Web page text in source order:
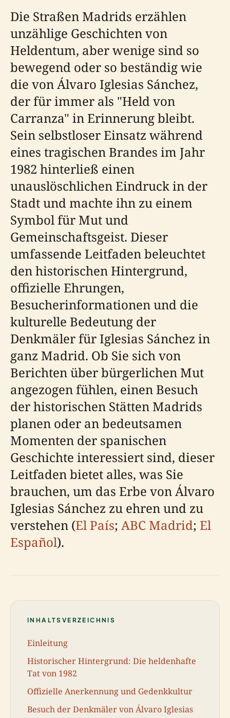
Die Straßen Madrids erzählen
unzählige Geschichten von
Heldentum, aber wenige sind so
bewegend oder so beständig wie
die von Álvaro Iglesias Sánchez,
der für immer als "Held von
Carranza" in Erinnerung bleibt.
Sein selbstloser Einsatz während
eines tragischen Brandes im Jahr
1982 hinterließ einen
unauslöschlichen Eindruck in der
Stadt und machte ihn zu einem
Symbol für Mut und
Gemeinschaftsgeist. Dieser
umfassende Leitfaden beleuchtet
den historischen Hintergrund,
offizielle Ehrungen,
Besucherinformationen und die
kulturelle Bedeutung der
Denkmäler für Iglesias Sánchez in
ganz Madrid. Ob Sie sich von
Berichten über bürgerlichen Mut
angezogen fühlen, einen Besuch
der historischen Stätten Madrids
planen oder an bedeutsamen
Momenten der spanischen
Geschichte interessiert sind, dieser
Leitfaden bietet alles, was Sie
brauchen, um das Erbe von Álvaro
Iglesias Sánchez zu ehren und zu
verstehen (El País; ABC Madrid; El
Español).
INHALTSVERZEICHNIS
Einleitung
Historischer Hintergrund: Die heldenhafte
Tat von 1982
Offizielle Anerkennung und Gedenkkultur
Besuch der Denkmäler von Álvaro Iglesias